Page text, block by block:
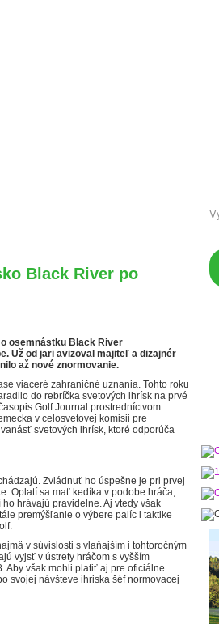
Black River po
osemnástku Black River
Už od jari avizoval majiteľ a dizajnér
až nové znormovanie.
viaceré zahraničné uznania. Tohto roku
do rebríčka svetových ihrísk na prvé
Golf Journal prostredníctvom
v celosvetovej komisii pre
svetových ihrísk, ktoré odporúča
Zvládnuť ho úspešne je pri prvej
Oplatí sa mať kedíka v podobe hráča,
hrávajú pravidelne. Aj vtedy však
premýšľanie o výbere palíc i taktike
v súvislosti s vlaňajším i tohtoročným
vyjsť v ústrety hráčom s vyšším
Aby však mohli platiť aj pre oficiálne
svojej návšteve ihriska šéf normovacej